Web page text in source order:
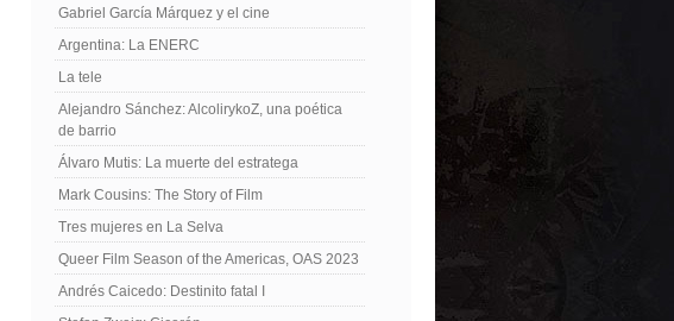
Gabriel García Márquez y el cine
Argentina: La ENERC
La tele
Alejandro Sánchez: AlcolirykoZ, una poética
de barrio
Álvaro Mutis: La muerte del estratega
Mark Cousins: The Story of Film
Tres mujeres en La Selva
Queer Film Season of the Americas, OAS 2023
Andrés Caicedo: Destinito fatal I